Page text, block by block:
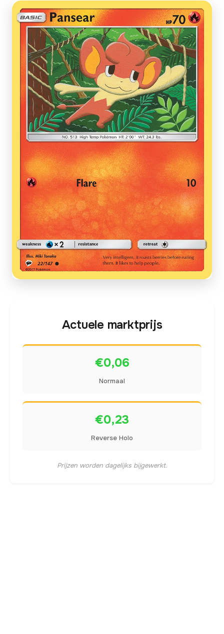
Actuele marktprijs
€0,06
Normaal
€0,23
Reverse Holo
Prijzen worden dagelijks bijgewerkt.